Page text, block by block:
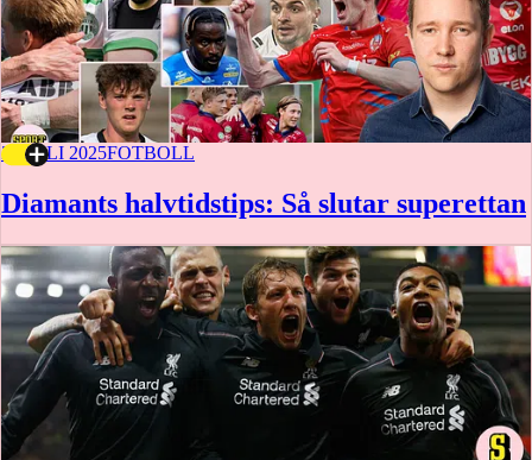
23 JULI 2025FOTBOLL
Diamants halvtidstips: Så slutar superettan